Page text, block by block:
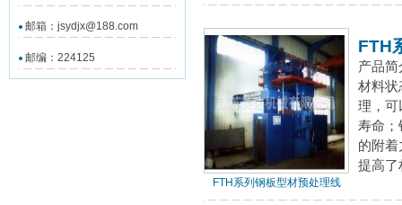
邮箱：jsydjx@188.com
邮编：224125
FTH系列钢板型材预处理线
FTH
产品
材料状
理，可
寿命；
的附
提高